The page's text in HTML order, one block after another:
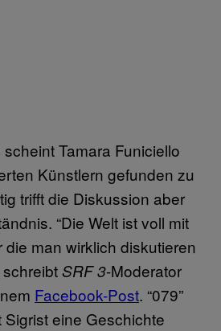
Tamara Funiciello
Künstlern gefunden zu
trifft die Diskussion aber
“Die Welt ist voll mit
man wirklich diskutieren
SRF 3-Moderator
Facebook-Post. “079”
eine Geschichte